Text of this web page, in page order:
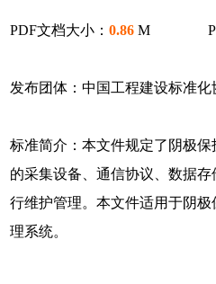
PDF文档大小：0.86 M PDF
发布团体：中国工程建设标准化
标准简介：本文件规定了阴极
的采集设备、通信协议、数据
行维护管理。本文件适用于阴
理系统。